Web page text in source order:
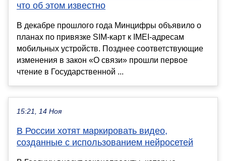
что об этом известно
В декабре прошлого года Минцифры объявило о
планах по привязке SIM-карт к IMEI-адресам
мобильных устройств. Позднее соответствующие
изменения в закон «О связи» прошли первое
чтение в Государственной ...
15:21, 14 Ноя
В России хотят маркировать видео,
созданные с использованием нейросетей